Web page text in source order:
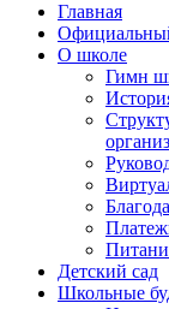
Главная
О школе
Гимн
Детский сад
Школьные